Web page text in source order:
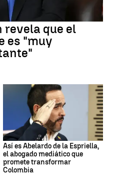
revela que el
es "muy
Así es Abelardo de la Espriella,
el abogado mediático que
promete transformar
Colombia